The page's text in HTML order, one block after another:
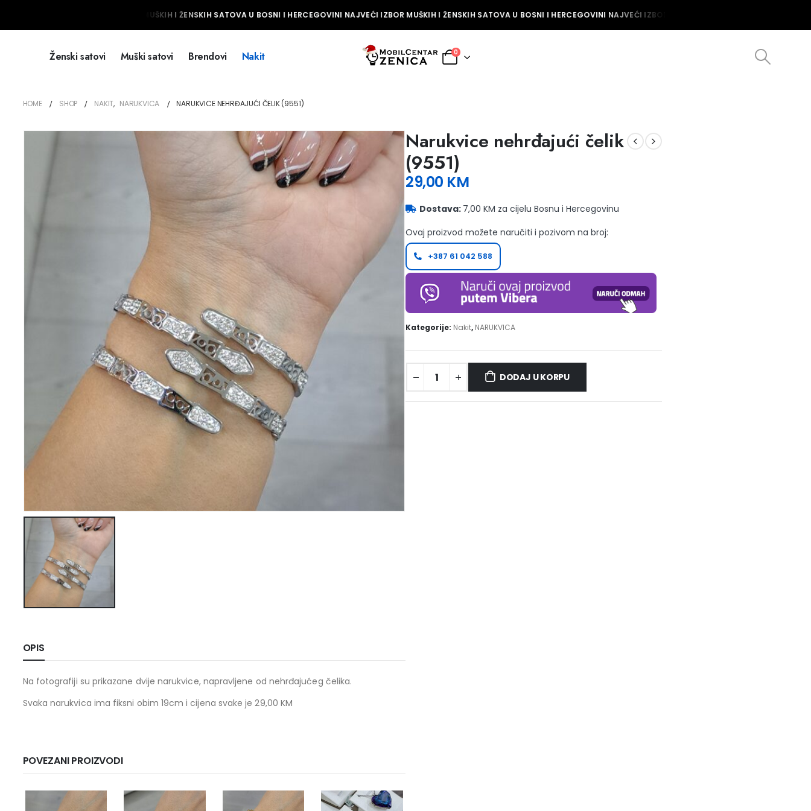
NAJVEĆI IZBOR MUŠKIH I ŽENSKIH SATOVA U BOSNI I HERCEGOVINI NAJVEĆI IZBOR MUŠKIH I ŽENSKIH SATOVA U BOSNI I HERCEGOVINI NAJVEĆI IZBOR MUŠKIH I ŽENSKIH SATOVA U
Ženski satovi Muški satovi Brendovi Nakit 0
HOME SHOP NAKIT, NARUKVICA NARUKVICE NEHRĐAJUĆI ČELIK (9551)
OPIS
Na fotografiji su prikazane dvije narukvice, napravljene od nehrđajućeg čelika.
Svaka narukvica ima fiksni obim 19cm i cijena svake je 29,00 KM
POVEZANI PROIZVODI
Narukvice nehrđajući čelik
(9551)
29,00 KM
Dostava: 7,00 KM za cijelu Bosnu i Hercegovinu
Ovaj proizvod možete naručiti i pozivom na broj:
+387 61 042 588
Kategorije: Nakit, NARUKVICA
DODAJ U KORPU